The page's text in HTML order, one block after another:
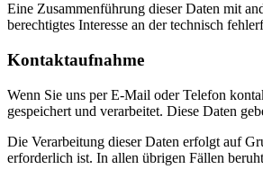
Eine Zusammenführung dieser Daten mit
berechtigtes Interesse an der technisch
Kontaktaufnahme
Wenn Sie uns per E-Mail oder Telefon
gespeichert und verarbeitet. Diese Daten
Die Verarbeitung dieser Daten erfolgt auf
erforderlich ist. In allen übrigen Fällen